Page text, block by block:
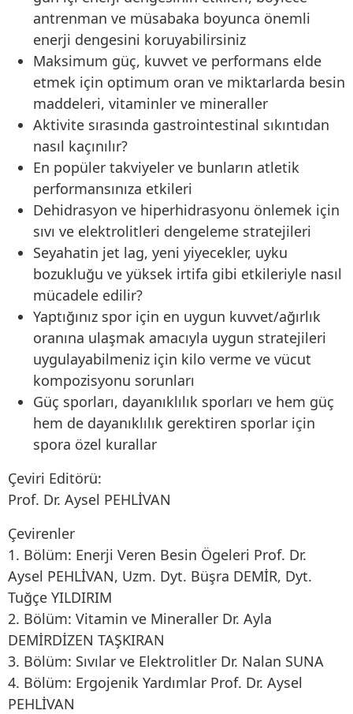
antrenman ve müsabaka boyunca önemli
enerji dengesini koruyabilirsiniz
Maksimum güç, kuvvet ve performans elde
etmek için optimum oran ve miktarlarda besin
maddeleri, vitaminler ve mineraller
Aktivite sırasında gastrointestinal sıkıntıdan
nasıl kaçınılır?
En popüler takviyeler ve bunların atletik
performansınıza etkileri
Dehidrasyon ve hiperhidrasyonu önlemek için
sıvı ve elektrolitleri dengeleme stratejileri
Seyahatin jet lag, yeni yiyecekler, uyku
bozukluğu ve yüksek irtifa gibi etkileriyle nasıl
mücadele edilir?
Yaptığınız spor için en uygun kuvvet/ağırlık
oranına ulaşmak amacıyla uygun stratejileri
uygulayabilmeniz için kilo verme ve vücut
kompozisyonu sorunları
Güç sporları, dayanıklılık sporları ve hem güç
hem de dayanıklılık gerektiren sporlar için
spora özel kurallar
Çeviri Editörü:
Prof. Dr. Aysel PEHLİVAN
Çevirenler
1. Bölüm: Enerji Veren Besin Ögeleri Prof. Dr.
Aysel PEHLİVAN, Uzm. Dyt. Büşra DEMİR, Dyt.
Tuğçe YILDIRIM
2. Bölüm: Vitamin ve Mineraller Dr. Ayla
DEMİRDİZEN TAŞKIRAN
3. Bölüm: Sıvılar ve Elektrolitler Dr. Nalan SUNA
4. Bölüm: Ergojenik Yardımlar Prof. Dr. Aysel
PEHLİVAN